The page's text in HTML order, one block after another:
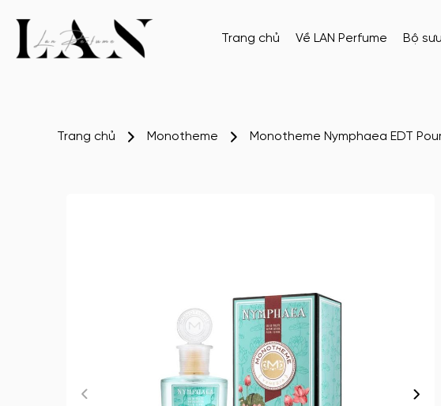
Trang chủ Về LAN Perfume Bộ
Trang chủ Monotheme Monotheme Nymphaea EDT